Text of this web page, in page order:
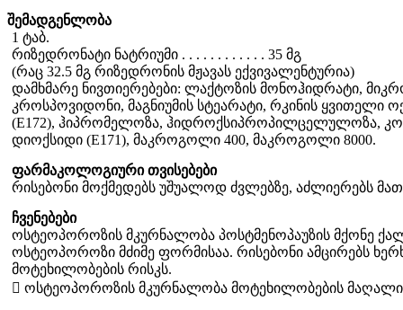
შემადგენლობა
1 ტაბ.
რიზედრონატი ნატრიუმი . . . . . . . . . . . . 35 მგ
(რაც 32.5 მგ რიზედრონის მჟავას ექვივალენტურია)
დამხმარე ნივთიერებები: ლაქტოზის მონოჰიდრატი,
კროსპოვიდონი, მაგნიუმის სტეარატი, რკინის ყვითელი
(E172), ჰიპრომელოზა, ჰიდროქსიპროპილცელულოზა,
დიოქსიდი (E171), მაკროგოლი 400, მაკროგოლი 8000.
ფარმაკოლოგიური თვისებები
რისებონი მოქმედებს უშუალოდ ძვლებზე, აძლიერებს
ჩვენებები
ოსტეოპოროზის მკურნალობა პოსტმენოპაუზის მქონე
ოსტეოპოროზი მძიმე ფორმისაა. რისებონი ამცირებს
მოტეხილობების რისკს.
 ოსტეოპოროზის მკურნალობა მოტეხილობების მაღალი